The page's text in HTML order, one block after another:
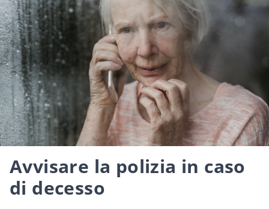
Avvisare la polizia in caso
di decesso